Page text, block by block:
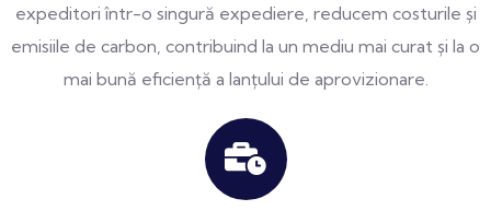
expeditori într-o singură expediere, reducem costurile și
emisiile de carbon, contribuind la un mediu mai curat și la o
mai bună eficiență a lanțului de aprovizionare.